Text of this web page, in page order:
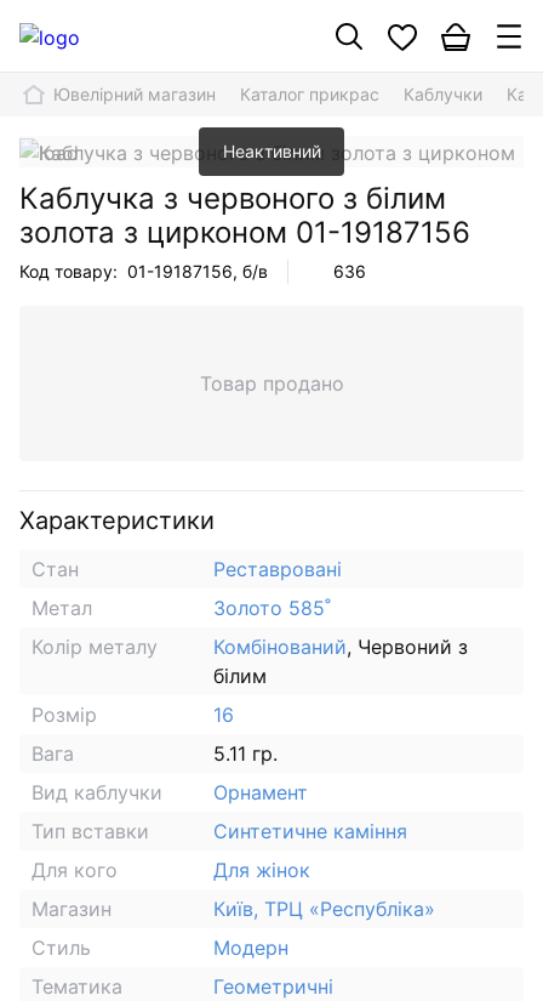
Ювелірний магазин Каталог прикрас Каблучки
Неактивний
Каблучка з червоного з білим
золота з цирконом 01-19187156
Код товару: 01-19187156, б/в 636
Товар продано
Характеристики
Стан
Реставровані
Метал
Золото 585˚
Колір металу
Комбінований, Червоний з
білим
Розмір
16
Вага
5.11 гр.
Вид каблучки
Орнамент
Тип вставки
Синтетичне каміння
Для кого
Для жінок
Магазин
Київ, ТРЦ «Республіка»
Стиль
Модерн
Тематика
Геометричні